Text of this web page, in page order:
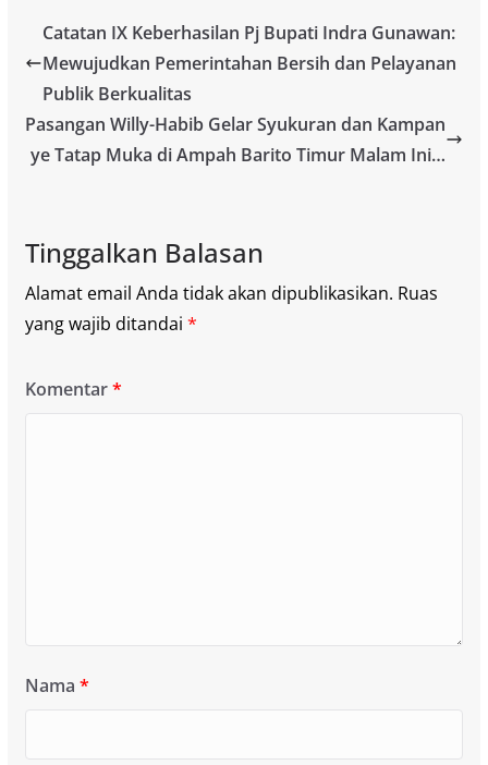
Catatan IX Keberhasilan Pj Bupati Indra Gunawan:
Mewujudkan Pemerintahan Bersih dan Pelayanan
Publik Berkualitas
Pasangan Willy-Habib Gelar Syukuran dan Kampan
ye Tatap Muka di Ampah Barito Timur Malam Ini…
Tinggalkan Balasan
Alamat email Anda tidak akan dipublikasikan. Ruas
yang wajib ditandai *
Komentar*
Nama *